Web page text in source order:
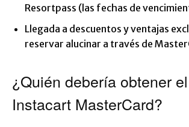
Resortpass (las fechas de
Llegada a descuentos y ventajas
reservar alucinar a través de
¿Quién debería obtener
Instacart MasterCard?